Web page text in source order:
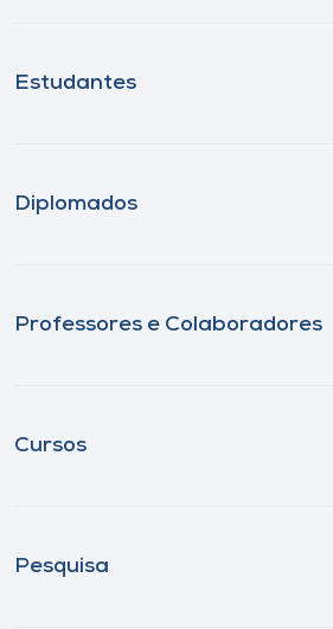
Estudantes
Diplomados
Professores e Colaboradores
Cursos
Pesquisa